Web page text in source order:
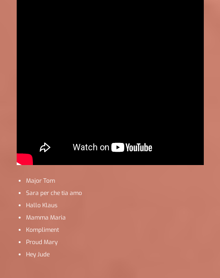
Major Tom
Sara per che tia amo
Hallo Klaus
Mamma Maria
Kompliment
Proud Mary
Hey Jude